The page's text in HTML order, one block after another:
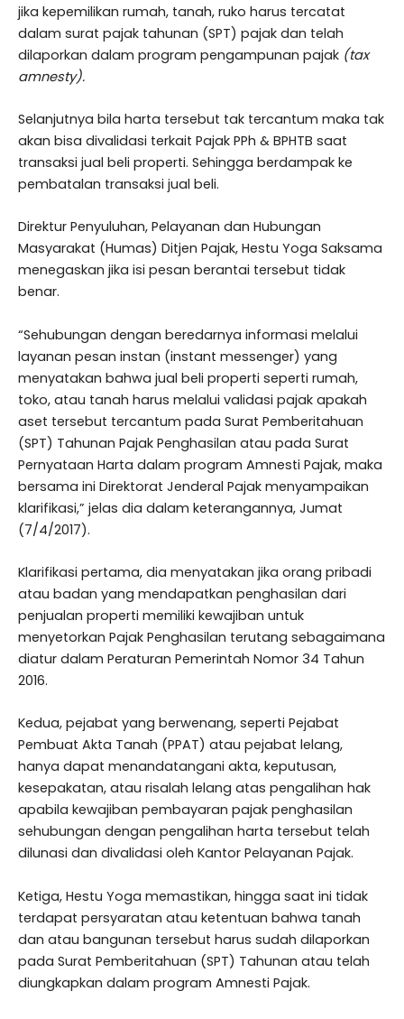
jika kepemilikan rumah, tanah, ruko harus tercatat
dalam surat pajak tahunan (SPT) pajak dan telah
dilaporkan dalam program pengampunan pajak (tax
amnesty).
Selanjutnya bila harta tersebut tak tercantum maka tak
akan bisa divalidasi terkait Pajak PPh & BPHTB saat
transaksi jual beli properti. Sehingga berdampak ke
pembatalan transaksi jual beli.
Direktur Penyuluhan, Pelayanan dan Hubungan
Masyarakat (Humas) Ditjen Pajak, Hestu Yoga Saksama
menegaskan jika isi pesan berantai tersebut tidak
benar.
“Sehubungan dengan beredarnya informasi melalui
layanan pesan instan (instant messenger) yang
menyatakan bahwa jual beli properti seperti rumah,
toko, atau tanah harus melalui validasi pajak apakah
aset tersebut tercantum pada Surat Pemberitahuan
(SPT) Tahunan Pajak Penghasilan atau pada Surat
Pernyataan Harta dalam program Amnesti Pajak, maka
bersama ini Direktorat Jenderal Pajak menyampaikan
klarifikasi,” jelas dia dalam keterangannya, Jumat
(7/4/2017).
Klarifikasi pertama, dia menyatakan jika orang pribadi
atau badan yang mendapatkan penghasilan dari
penjualan properti memiliki kewajiban untuk
menyetorkan Pajak Penghasilan terutang sebagaimana
diatur dalam Peraturan Pemerintah Nomor 34 Tahun
2016.
Kedua, pejabat yang berwenang, seperti Pejabat
Pembuat Akta Tanah (PPAT) atau pejabat lelang,
hanya dapat menandatangani akta, keputusan,
kesepakatan, atau risalah lelang atas pengalihan hak
apabila kewajiban pembayaran pajak penghasilan
sehubungan dengan pengalihan harta tersebut telah
dilunasi dan divalidasi oleh Kantor Pelayanan Pajak.
Ketiga, Hestu Yoga memastikan, hingga saat ini tidak
terdapat persyaratan atau ketentuan bahwa tanah
dan atau bangunan tersebut harus sudah dilaporkan
pada Surat Pemberitahuan (SPT) Tahunan atau telah
diungkapkan dalam program Amnesti Pajak.